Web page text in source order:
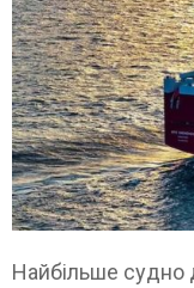
Найбільше судно